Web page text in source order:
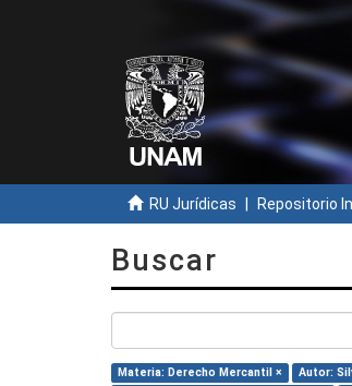
RU Jurídicas Repositorio
Buscar
Materia: Derecho Mercantil × Autor: